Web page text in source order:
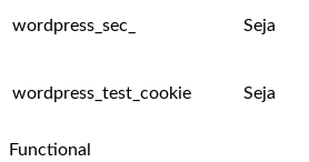
wordpress_sec_
Seja
wordpress_test_cookie Seja
Functional